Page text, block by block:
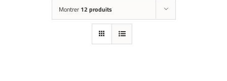
Montrer12 produits